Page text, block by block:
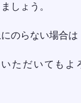
しょう。
のらない場合は
ただいてもよ